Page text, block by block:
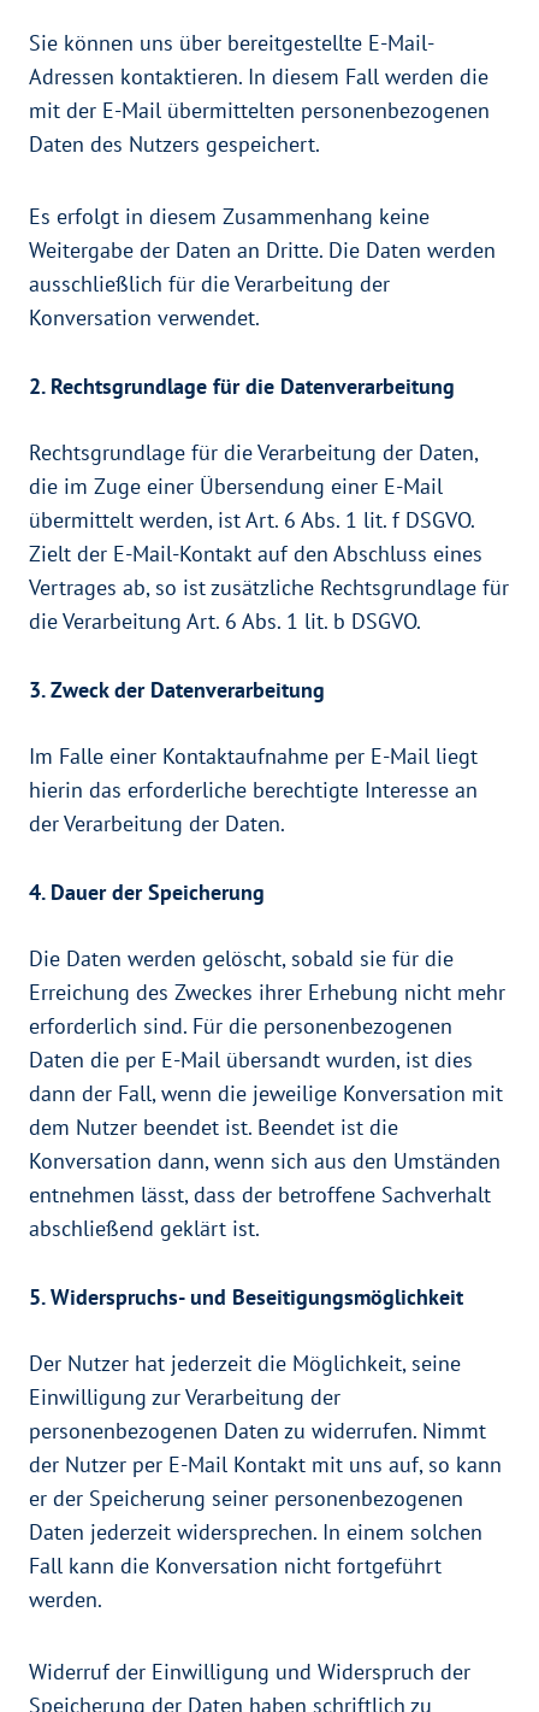
Sie können uns über bereitgestellte E-Mail-
Adressen kontaktieren. In diesem Fall werden die
mit der E-Mail übermittelten personenbezogenen
Daten des Nutzers gespeichert.
Es erfolgt in diesem Zusammenhang keine
Weitergabe der Daten an Dritte. Die Daten werden
ausschließlich für die Verarbeitung der
Konversation verwendet.
2. Rechtsgrundlage für die Datenverarbeitung
Rechtsgrundlage für die Verarbeitung der Daten,
die im Zuge einer Übersendung einer E-Mail
übermittelt werden, ist Art. 6 Abs. 1 lit. f DSGVO.
Zielt der E-Mail-Kontakt auf den Abschluss eines
Vertrages ab, so ist zusätzliche Rechtsgrundlage für
die Verarbeitung Art. 6 Abs. 1 lit. b DSGVO.
3. Zweck der Datenverarbeitung
Im Falle einer Kontaktaufnahme per E-Mail liegt
hierin das erforderliche berechtigte Interesse an
der Verarbeitung der Daten.
4. Dauer der Speicherung
Die Daten werden gelöscht, sobald sie für die
Erreichung des Zweckes ihrer Erhebung nicht mehr
erforderlich sind. Für die personenbezogenen
Daten die per E-Mail übersandt wurden, ist dies
dann der Fall, wenn die jeweilige Konversation mit
dem Nutzer beendet ist. Beendet ist die
Konversation dann, wenn sich aus den Umständen
entnehmen lässt, dass der betroffene Sachverhalt
abschließend geklärt ist.
5. Widerspruchs- und Beseitigungsmöglichkeit
Der Nutzer hat jederzeit die Möglichkeit, seine
Einwilligung zur Verarbeitung der
personenbezogenen Daten zu widerrufen. Nimmt
der Nutzer per E-Mail Kontakt mit uns auf, so kann
er der Speicherung seiner personenbezogenen
Daten jederzeit widersprechen. In einem solchen
Fall kann die Konversation nicht fortgeführt
werden.
Widerruf der Einwilligung und Widerspruch der
Speicherung der Daten haben schriftlich zu